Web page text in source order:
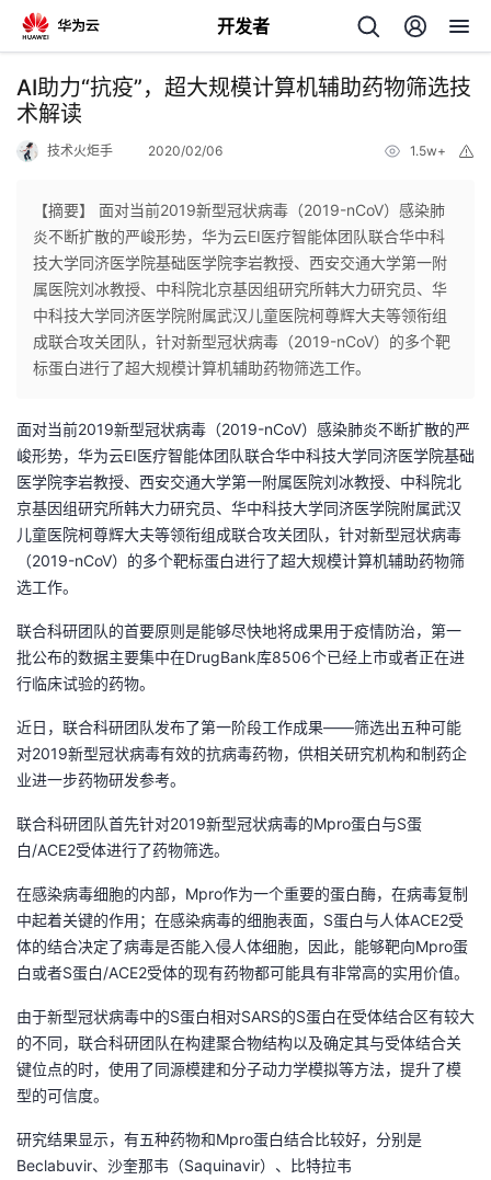
开发者
返
回
个
人
主
页
我
的
开
发
者
我
的
博
客
我
的
论
坛
我
的
圈
子
我
的
直
播
我
的
活
动
我
的
关
我
的
开
发
学
我
的
Programs
我
的
持
AI助力“抗疫”，超大规模计算机辅助药物筛选技
术解读
技术火炬手 2020/02/06 1.5w+
【摘要】 面对当前2019新型冠状病毒（2019-nCoV）感染肺
炎不断扩散的严峻形势，华为云EI医疗智能体团队联合华中科
技大学同济医学院基础医学院李岩教授、西安交通大学第一附
属医院刘冰教授、中科院北京基因组研究所韩大力研究员、华
中科技大学同济医学院附属武汉儿童医院柯尊辉大夫等领衔组
成联合攻关团队，针对新型冠状病毒（2019-nCoV）的多个靶
标蛋白进行了超大规模计算机辅助药物筛选工作。
面对当前2019新型冠状病毒（2019-nCoV）感染肺炎不断扩散的严
峻形势，华为云EI医疗智能体团队联合华中科技大学同济医学院基础
医学院李岩教授、西安交通大学第一附属医院刘冰教授、中科院北
京基因组研究所韩大力研究员、华中科技大学同济医学院附属武汉
儿童医院柯尊辉大夫等领衔组成联合攻关团队，针对新型冠状病毒
（2019-nCoV）的多个靶标蛋白进行了超大规模计算机辅助药物筛
选工作。
联合科研团队的首要原则是能够尽快地将成果用于疫情防治，第一
批公布的数据主要集中在DrugBank库8506个已经上市或者正在进
行临床试验的药物。
近日，联合科研团队发布了第一阶段工作成果——筛选出五种可能
对2019新型冠状病毒有效的抗病毒药物，供相关研究机构和制药企
业进一步药物研发参考。
联合科研团队首先针对2019新型冠状病毒的Mpro蛋白与S蛋
白/ACE2受体进行了药物筛选。
在感染病毒细胞的内部，Mpro作为一个重要的蛋白酶，在病毒复制
中起着关键的作用；在感染病毒的细胞表面，S蛋白与人体ACE2受
体的结合决定了病毒是否能入侵人体细胞，因此，能够靶向Mpro蛋
白或者S蛋白/ACE2受体的现有药物都可能具有非常高的实用价值。
由于新型冠状病毒中的S蛋白相对SARS的S蛋白在受体结合区有较大
的不同，联合科研团队在构建聚合物结构以及确定其与受体结合关
键位点的时，使用了同源模建和分子动力学模拟等方法，提升了模
型的可信度。
研究结果显示，有五种药物和Mpro蛋白结合比较好，分别是
Beclabuvir、沙奎那韦（Saquinavir）、比特拉韦